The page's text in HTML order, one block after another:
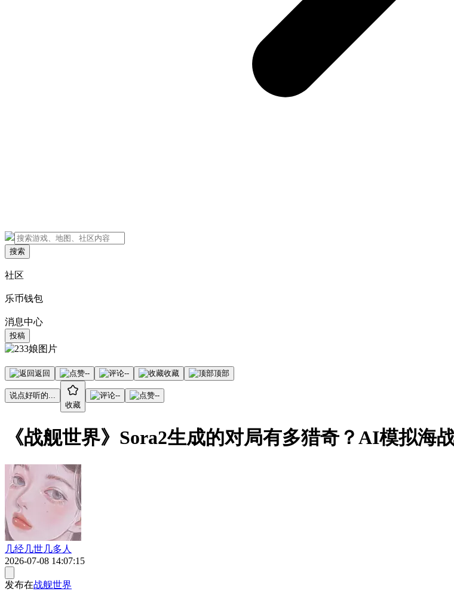
搜索
社区
乐币钱包
消息中心
投稿
返回 -- -- 收藏 顶部
说点好听的...
收藏
-- --
《战舰世界》Sora2生成的对局有多猎奇？AI模拟海
几经几世几多人
2026-07-08 14:07:15
发布在战舰世界